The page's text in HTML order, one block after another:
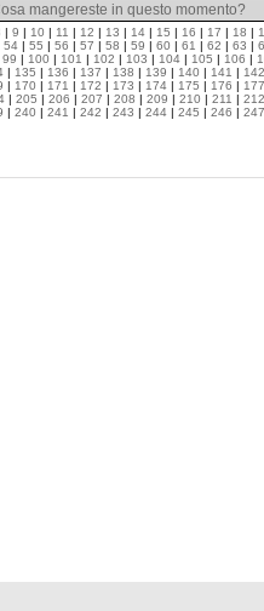
mangereste in questo momento?
| 9 | 10 | 11 | 12 | 13 | 14 | 15 | 16 | 17 | 18 |
54 | 55 | 56 | 57 | 58 | 59 | 60 | 61 | 62 | 63 |
99 | 100 | 101 | 102 | 103 | 104 | 105 | 106 |
| 135 | 136 | 137 | 138 | 139 | 140 | 141 | 142
| 170 | 171 | 172 | 173 | 174 | 175 | 176 | 177
| 205 | 206 | 207 | 208 | 209 | 210 | 211 | 212
| 240 | 241 | 242 | 243 | 244 | 245 | 246 | 247